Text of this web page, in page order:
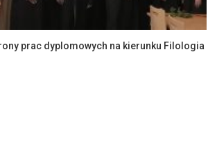
prac dyplomowych na kierunku Filologia